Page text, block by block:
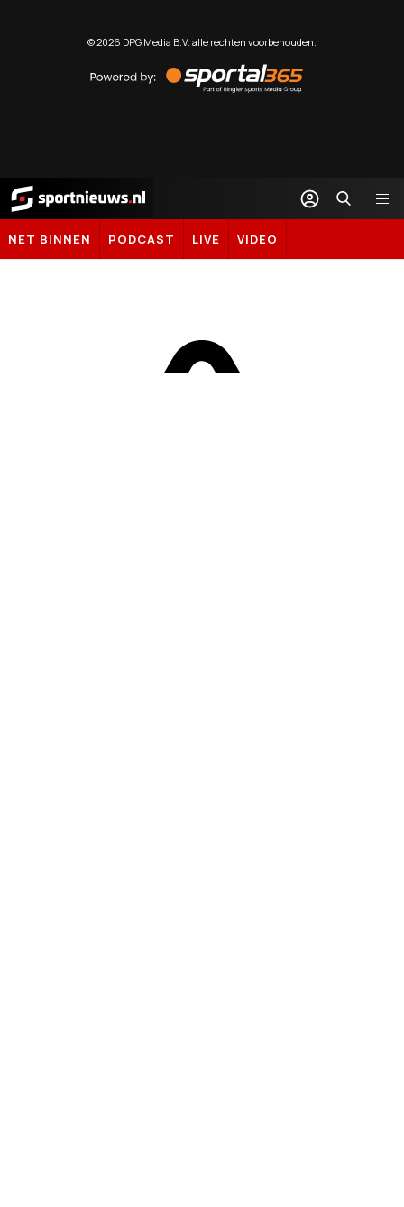
©2026 DPG Media B.V. alle rechten voorbehouden.
by
Sportal365
Sportnieuws.nl
NET BINNEN PODCAST LIVE VIDEO